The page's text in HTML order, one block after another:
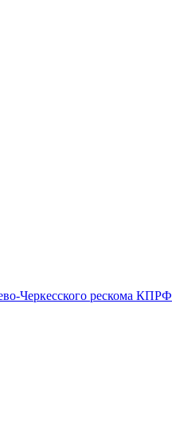
Черкесского рескома КПРФ